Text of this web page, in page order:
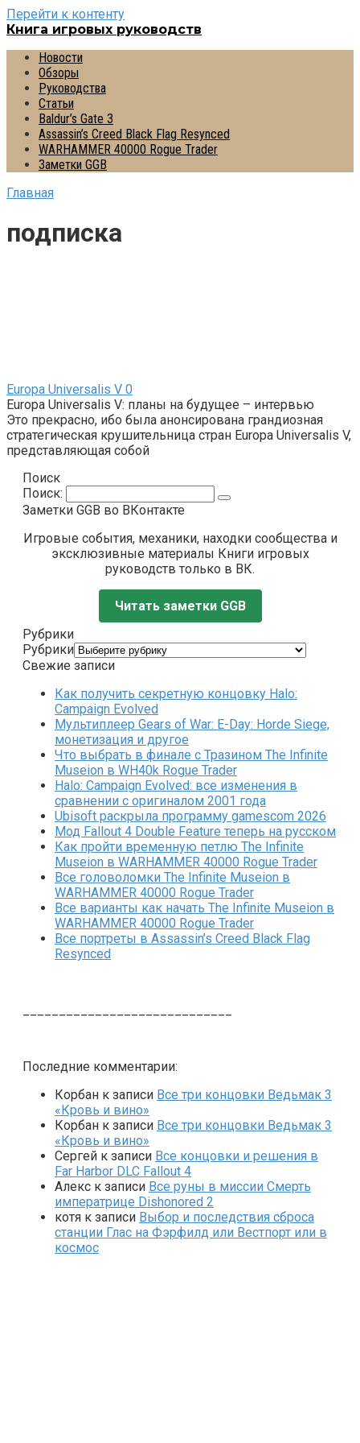
Перейти к контенту
Книга игровых руководств
Новости
Обзоры
Руководства
Статьи
Baldur’s Gate 3
Assassin’s Creed Black Flag Resynced
WARHAMMER 40000 Rogue Trader
Заметки GGB
Главная
подписка
Europa Universalis V 0
Europa Universalis V: планы на будущее – интервью
Это прекрасно, ибо была анонсирована грандиозная
стратегическая крушительница стран Europa Universalis V,
представляющая собой
Поиск
Поиск:
Заметки GGB во ВКонтакте
Игровые события, механики, находки сообщества и
эксклюзивные материалы Книги игровых
руководств только в ВК.
Читать заметки GGB
Рубрики
Рубрики
Свежие записи
Как получить секретную концовку Halo:
Campaign Evolved
Мультиплеер Gears of War: E-Day: Horde Siege,
монетизация и другое
Что выбрать в финале с Тразином The Infinite
Museion в WH40k Rogue Trader
Halo: Campaign Evolved: все изменения в
сравнении с оригиналом 2001 года
Ubisoft раскрыла программу gamescom 2026
Мод Fallout 4 Double Feature теперь на русском
Как пройти временную петлю The Infinite
Museion в WARHAMMER 40000 Rogue Trader
Все головоломки The Infinite Museion в
WARHAMMER 40000 Rogue Trader
Все варианты как начать The Infinite Museion в
WARHAMMER 40000 Rogue Trader
Все портреты в Assassin’s Creed Black Flag
Resynced
Последние комментарии:
Корбан к записи Все три концовки Ведьмак 3
«Кровь и вино»
Корбан к записи Все три концовки Ведьмак 3
«Кровь и вино»
Сергей к записи Все концовки и решения в
Far Harbor DLC Fallout 4
Алекс к записи Все руны в миссии Смерть
императрице Dishonored 2
котя к записи Выбор и последствия сброса
станции Глас на Фэрфилд или Вестпорт или в
космос